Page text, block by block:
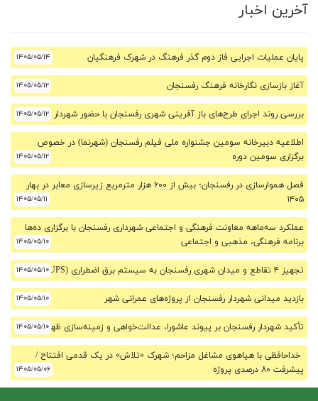
آخرین اخبار
پایان عملیات اجرایی فاز دوم گذر فرهنگ در شهرک فرهنگیان ۱۴۰۵/۰۵/۱۴
آغاز بازسازی نگارخانه فرهنگ رفسنجان ۱۴۰۵/۰۵/۱۲
بررسی روند اجرای طرح‌های باز آفرینی شهری رفسنجان با حضور شهردار ۱۴۰۵/۰۵/۱۲
اطلاعیه دبیرخانه سومین جشنواره ملی فیلم رفسنجان (شهرنما) در خصوص
برگزاری سومین دوره
۱۴۰۵/۰۵/۱۲
فصل هموارسازی در رفسنجان؛ بیش از ۶۰۰ هزار مترمربع زیرسازی معابر در بهار
۱۴۰۵
۱۴۰۵/۰۵/۱۱
عملکرد سه‌ماهه معاونت فرهنگی و اجتماعی شهرداری رفسنجان با برگزاری ده‌ها
برنامه فرهنگی، مذهبی و اجتماعی
۱۴۰۵/۰۵/۱۰
تجهیز ۴ تقاطع و میدان شهری رفسنجان به سیستم برق اضطراری (UPS) ۱۴۰۵/۰۵/۱۰
بازدید میدانی شهردار رفسنجان از پروژه‌های عمرانی شهر ۱۴۰۵/۰۵/۱۰
تأکید شهردار رفسنجان بر پیوند عاشورا، عدالت‌خواهی و زمینه‌سازی ظهور۱۴۰۵/۰۵/۱۰
خداحافظی با هیاهوی مشاغل مزاحم؛ شهرک «تلاش» در یک قدمی افتتاح /
پیشرفت ۸۰ درصدی پروژه
۱۴۰۵/۰۵/۰۶